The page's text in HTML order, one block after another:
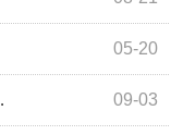
05-20
09-03